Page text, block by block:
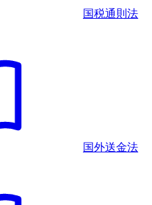
国税通則法
国外送金法